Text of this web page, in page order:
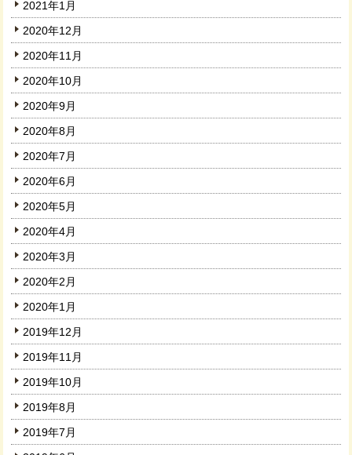
2021年1月
2020年12月
2020年11月
2020年10月
2020年9月
2020年8月
2020年7月
2020年6月
2020年5月
2020年4月
2020年3月
2020年2月
2020年1月
2019年12月
2019年11月
2019年10月
2019年8月
2019年7月